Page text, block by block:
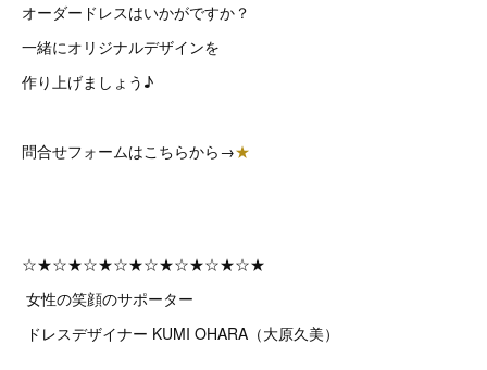
オーダードレスはいかがですか？
一緒にオリジナルデザインを
作り上げましょう♪
問合せフォームはこちらから→★
☆★☆★☆★☆★☆★☆★☆★☆★
女性の笑顔のサポーター
ドレスデザイナー KUMI OHARA（大原久美）